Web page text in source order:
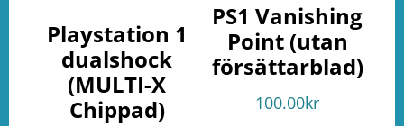
Playstation 1
dualshock
(MULTI-X
Chippad)
PS1 Vanishing
Point (utan
försättarblad)
100.00kr